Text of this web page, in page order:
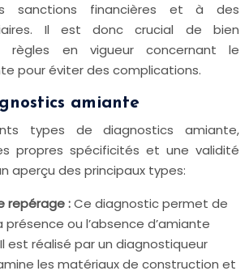
sanctions financières et à des
Il est donc crucial de bien
règles en vigueur concernant le
pour éviter des complications.
amiante
types de diagnostics amiante,
propres spécificités et une validité
aperçu des principaux types:
repérage :Ce diagnostic permet de
ou l’absence d’amiante
est réalisé par un diagnostiqueur
les matériaux de construction et